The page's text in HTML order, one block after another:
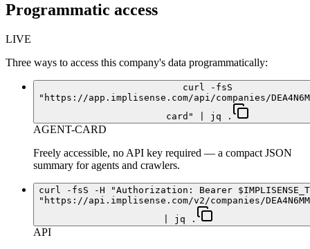
Programmatic access
LIVE
Three ways to access this company's data programmatically:
curl -fsS
"https://app.implisense.com/api/companies/
card" | jq .
AGENT-CARD
Freely accessible, no API key required — a compact JSON
summary for agents and crawlers.
curl -fsS -H "Authorization: Bearer
"https://api.implisense.com/v2/companies/
| jq .
API